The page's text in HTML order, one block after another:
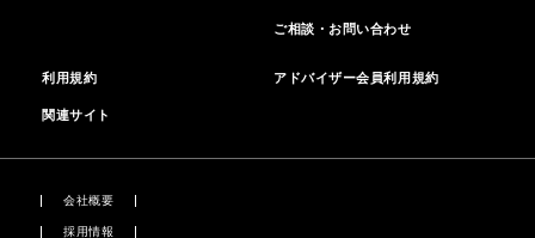
ご相談・お問い合わせ
利用規約 アドバイザー会員利用規約
関連サイト
会社概要
採用情報